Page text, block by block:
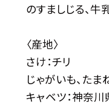
のすましじる、牛
〈産地〉
さけ：チリ
じゃがいも、たま
キャベツ：神奈川